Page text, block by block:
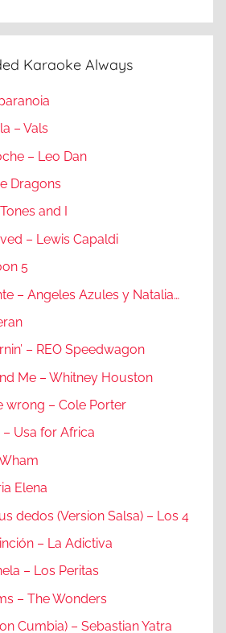
Karaoke Always
– Vals
– Leo Dan
Dragons
and I
– Lewis Capaldi
5
– Angeles Azules y Natalia…
– REO Speedwagon
Me – Whitney Houston
wrong – Cole Porter
Usa for Africa
Elena
dedos (Version Salsa) – Los 4
– La Adictiva
– Los Peritas
– The Wonders
Cumbia) – Sebastian Yatra